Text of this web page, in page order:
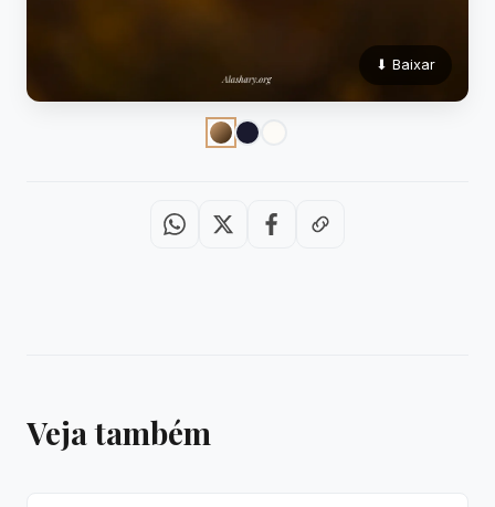
⬇ Baixar
Veja também